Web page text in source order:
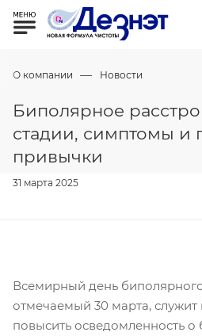
О компании — Новости
Биполярное
стадии, симптомы и
привычки
31 марта 2025
Всемирный день
отмечаемый 30 марта,
повысить осведомленность